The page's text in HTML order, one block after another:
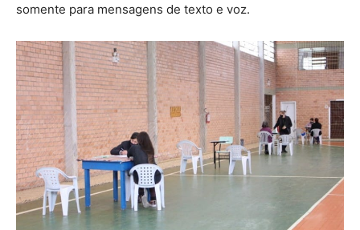
somente para mensagens de texto e voz.